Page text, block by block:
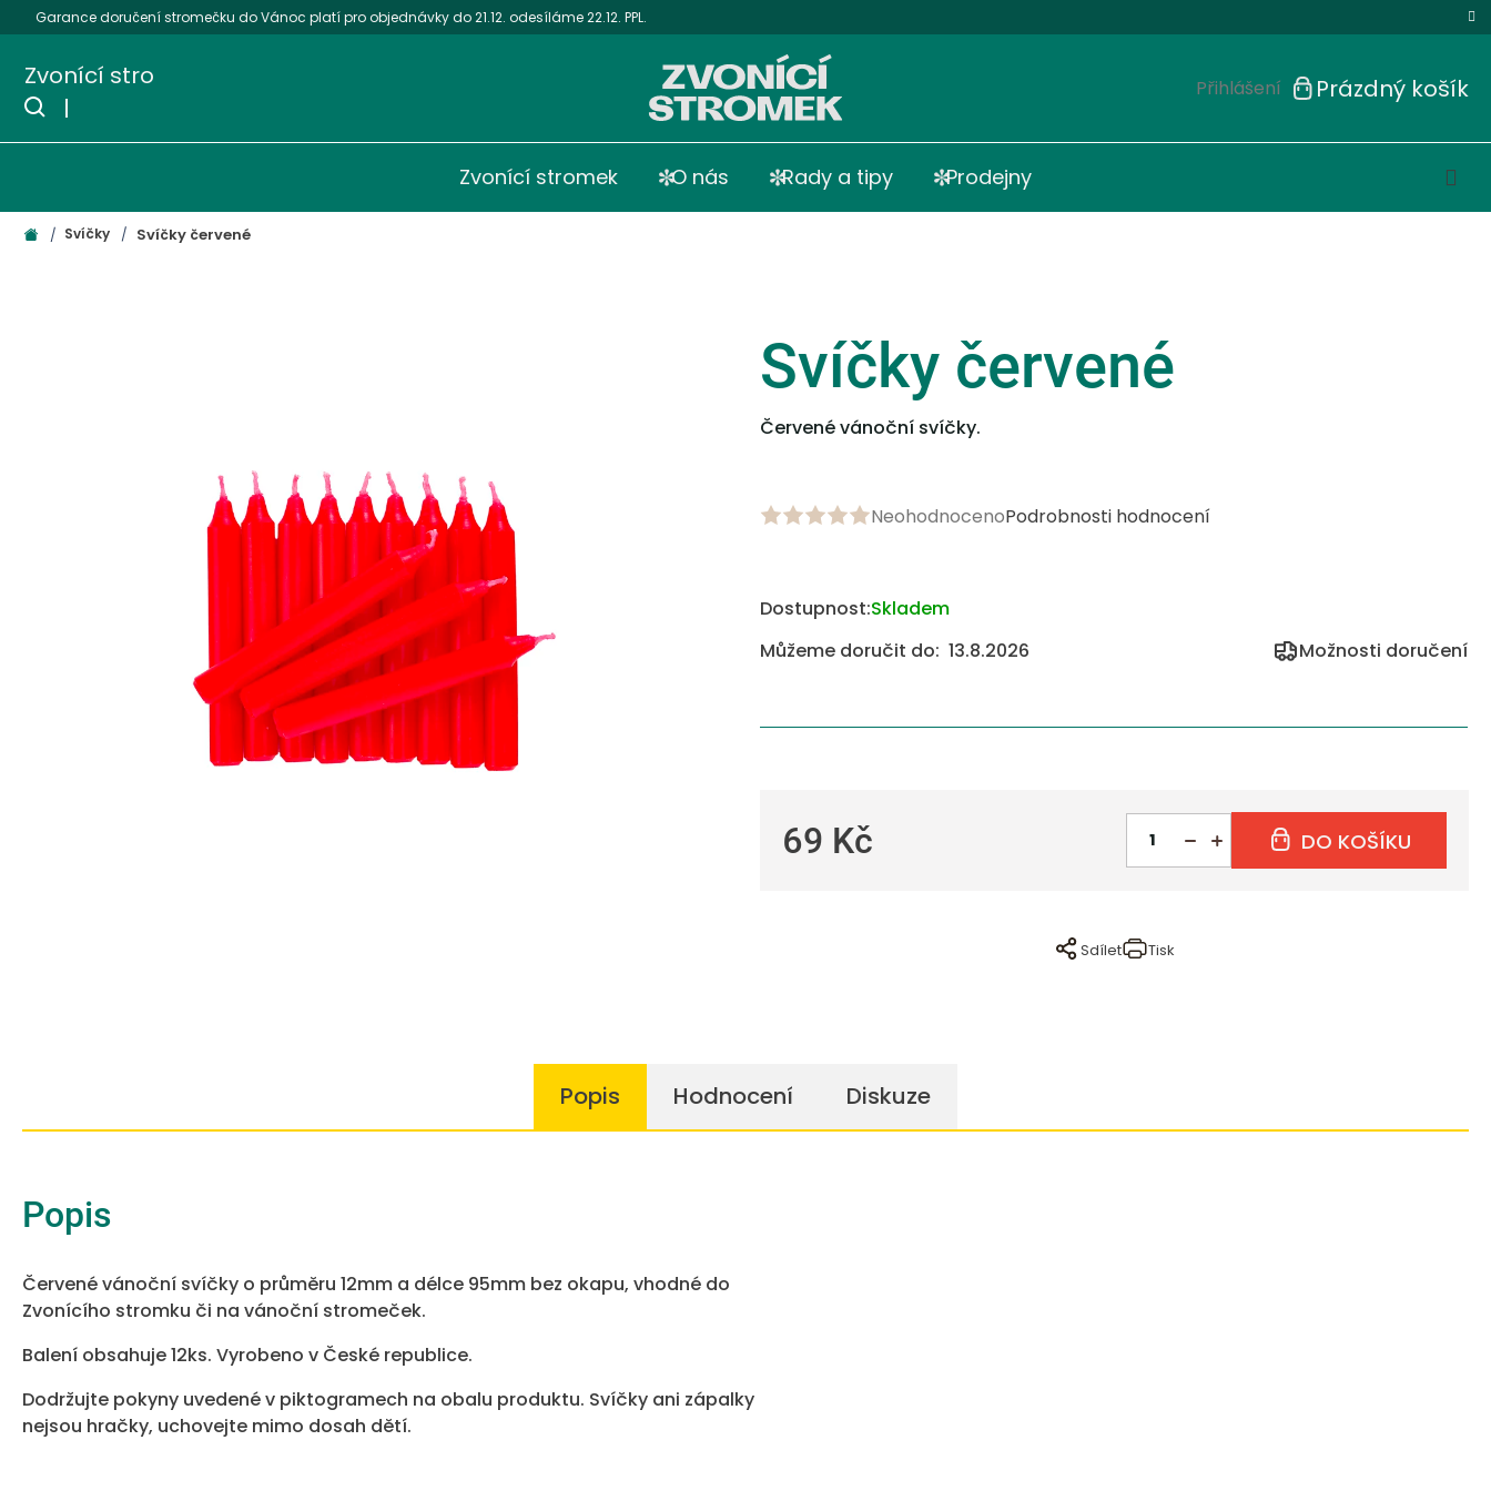
Přejít
na
Garance doručení stromečku do Vánoc platí pro objednávky do 21.12. odesíláme 22.12. PPL.
Přihlášení Nákupní
Prázdný košík
Zvonící stromek O nás Rady a tipy Prodejny
Svíčky Svíčky červené
Svíčky červené
Můžeme doručit do: 13.8.2026 Možnosti doručení
Červené vánoční svíčky.
Tisk
Sdílet
Průměrné
je
z
NeohodnocenoPodrobnosti hodnocení
Dostupnost:Skladem
69 Kč DO KOŠÍKU
Popis Hodnocení Diskuze
Popis
Červené vánoční svíčky o průměru 12mm a délce 95mm bez okapu, vhodné do
Zvonícího stromku či na vánoční stromeček.
Balení obsahuje 12ks. Vyrobeno v České republice.
Dodržujte pokyny uvedené v piktogramech na obalu produktu. Svíčky ani zápalky
nejsou hračky, uchovejte mimo dosah dětí.